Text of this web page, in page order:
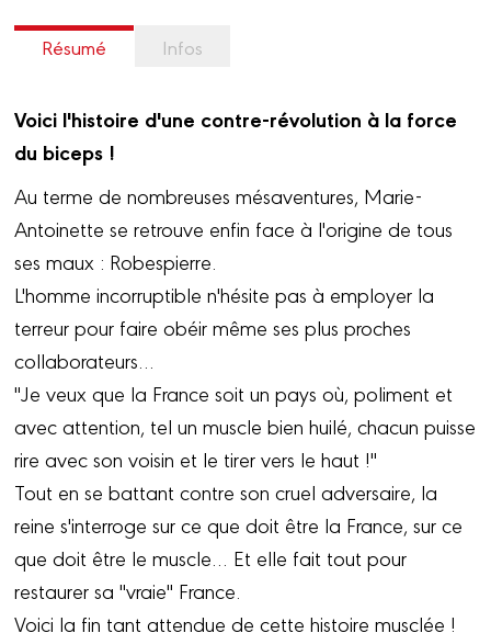
Résumé Infos
Voici l'histoire d'une contre-révolution à la force
du biceps !
Au terme de nombreuses mésaventures, Marie-
Antoinette se retrouve enfin face à l'origine de tous
ses maux : Robespierre.
L'homme incorruptible n'hésite pas à employer la
terreur pour faire obéir même ses plus proches
collaborateurs…
"Je veux que la France soit un pays où, poliment et
avec attention, tel un muscle bien huilé, chacun puisse
rire avec son voisin et le tirer vers le haut !"
Tout en se battant contre son cruel adversaire, la
reine s'interroge sur ce que doit être la France, sur ce
que doit être le muscle… Et elle fait tout pour
restaurer sa "vraie" France.
Voici la fin tant attendue de cette histoire musclée !